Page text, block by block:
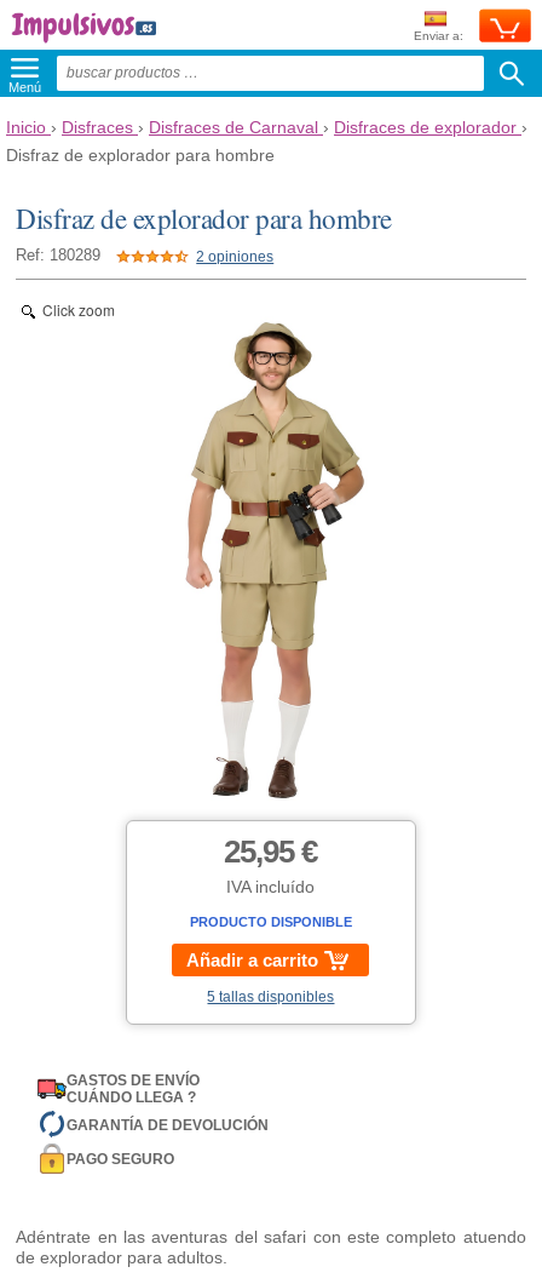
Enviar a:
Menú
Inicio › Disfraces › Disfraces de Carnaval › Disfraces de explorador ›
Disfraz de explorador para hombre
Disfraz de explorador para hombre
Ref: 180289 2 opiniones
Click zoom
25,95 €
IVA incluído
PRODUCTO DISPONIBLE
Añadir a carrito
5 tallas disponibles
GASTOS DE ENVÍO
CUÁNDO LLEGA ?
GARANTÍA DE DEVOLUCIÓN
PAGO SEGURO
Adéntrate en las aventuras del safari con este completo atuendo
de explorador para adultos.